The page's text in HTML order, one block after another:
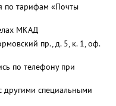
по тарифам «Почты
МКАД
пр., д. 5, к. 1, оф.
по телефону при
другими специальными